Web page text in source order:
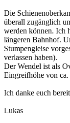
Die
überall zugänglich
werden können. Ich
längeren Bahnhof.
Stumpengleise
verlassen haben).
Der Wendel ist als
Eingreifhöhe von
Ich danke euch
Lukas